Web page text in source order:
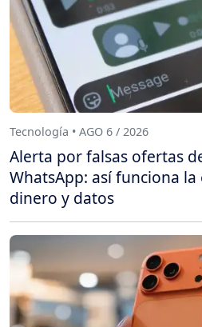
Tecnología • AGO 6 / 2026
Alerta por falsas ofertas
WhatsApp: así funciona
dinero y datos